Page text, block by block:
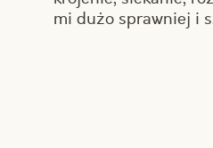
mi dużo sprawniej i